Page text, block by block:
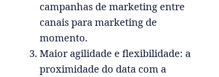
campanhas de marketing entre
canais para marketing de
momento.
Maior agilidade e flexibilidade: a
proximidade do data com a